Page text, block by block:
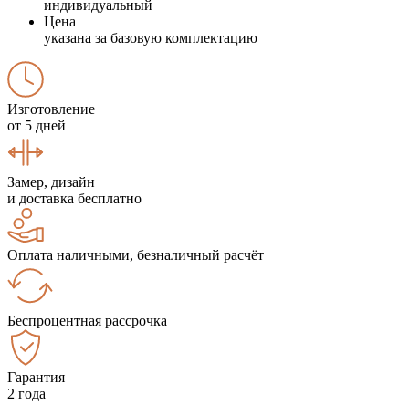
индивидуальный
Цена
указана за базовую комплектацию
Изготовление
от 5 дней
Замер, дизайн
и доставка бесплатно
Оплата наличными, безналичный расчёт
Беспроцентная рассрочка
Гарантия
2 года